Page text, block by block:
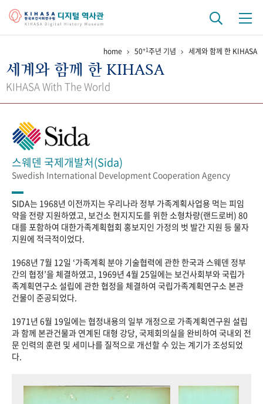
걸어온 길 기관 변천사 역대 기관장
정책과 연구 키워드로 보는 연구 역사
간행물 변천사
기록물 아카이브
사진 아카이브 문서 기록물 행정박물 영상 기록물
성과 50선 숫자로 보는 50년 50+1주년 광장
세계와 함께 한 KIHASA
VR 역사관
home 50+1주년 기념 세계와 함께 한 KIHASA
세계와 함께 한 KIHASA
KIHASA With The World
스웨덴 국제개발처(Sida)
Swedish International Development Cooperation Agency
SIDA는 1968년 이전까지는 우리나라 정부 가족계획사업용 먹는 피임
약을 전량 지원하였고, 보건소 현지지도를 위한 소형차량(랜드로버) 80
대를 포함하여 대한가족계획협회 홍보지인 가정의 벗 발간 지원 등 물자
지원에 적극적이었다.
1968년 7월 12일 ‘가족계획 분야 기술협력에 관한 한국과 스웨덴 정부
간의 협정’을 체결하였고, 1969년 4월 25일에는 보건사회부와 국립가
족계획연구소 설립에 관한 협정을 체결하여 국립가족계획연구소 본관
건물이 준공되었다.
1971년 6월 19일에는 협정내용의 일부 개정으로 가족계획연구원 설립
과 함께 본관건물과 연계된 대형 강당, 국제회의실을 완비하여 국내외 전
문 인력의 훈련 및 세미나를 질적으로 개선할 수 있는 계기가 조성되었
다.